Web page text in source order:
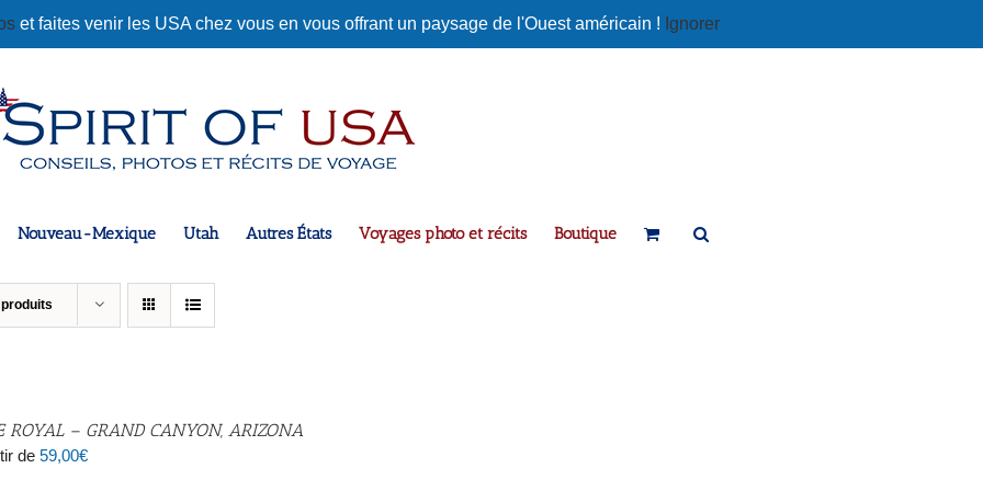
et faites venir les USA chez vous en vous offrant un paysage de l'Ouest américain ! Ignorer
Nouveau-Mexique Utah Autres États Voyages photo et récits Boutique
ROYAL – GRAND CANYON, ARIZONA
de59,00€